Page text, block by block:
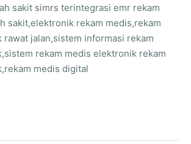
sakit simrs terintegrasi emr rekam
sakit,elektronik rekam medis,rekam
jalan,sistem informasi rekam
rekam medis elektronik rekam
medis digital